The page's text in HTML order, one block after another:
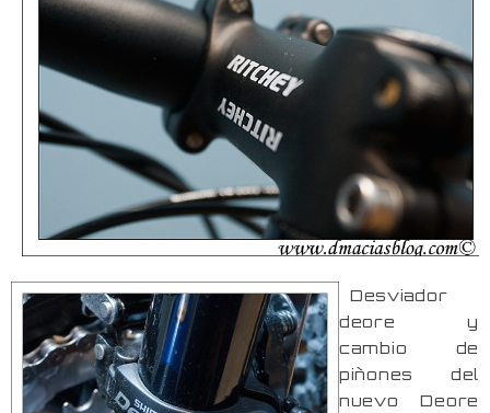
Desviador
deore y
cambio de
piñones del
nuevo Deore